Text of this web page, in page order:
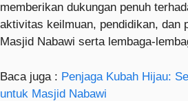
memberikan dukungan penuh
aktivitas keilmuan, pendidikan, dan
Masjid Nabawi serta lembaga-
Baca juga : Penjaga Kubah Hijau:
untuk Masjid Nabawi